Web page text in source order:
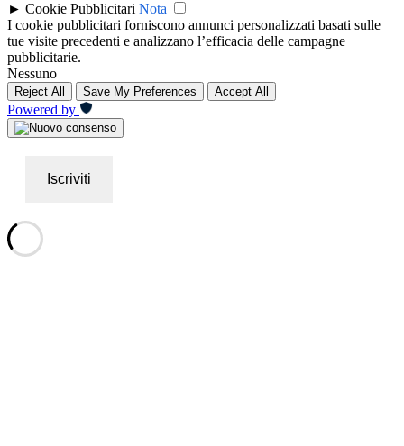
► Cookie Pubblicitari Nota
I cookie pubblicitari forniscono annunci personalizzati basati sulle
tue visite precedenti e analizzano l’efficacia delle campagne
pubblicitarie.
Nessuno
Reject All Save My Preferences Accept All
Powered by
Iscriviti